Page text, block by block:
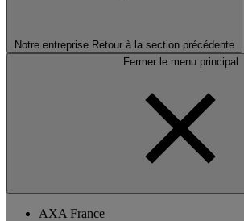
Notre entreprise Retour à la section précédente
Fermer le menu principal
AXA France